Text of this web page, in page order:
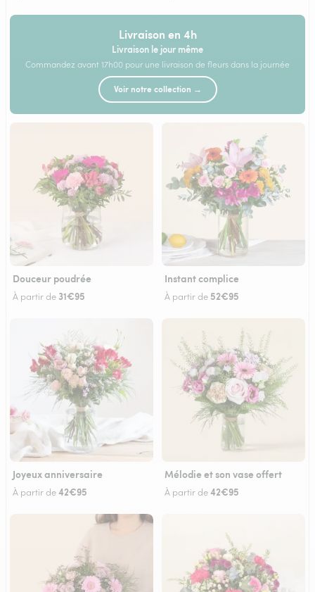
Livraison en 4h
Livraison le jour même
Commandez avant 17h00 pour une livraison de fleurs dans la journée
Voir notre collection →
Douceur poudrée
À partir de 31€95
Instant complice
À partir de 52€95
Joyeux anniversaire
À partir de42€95
Mélodie et son vase offert
À partir de42€95